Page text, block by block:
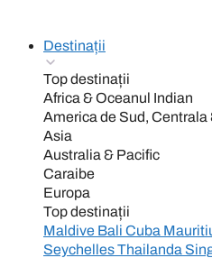
Destinații
Top destinații
Africa & Oceanul Indian
America de Sud, Centrala
Asia
Australia & Pacific
Caraibe
Europa
Top destinații
Maldive Bali Cuba
SeychellesThailanda